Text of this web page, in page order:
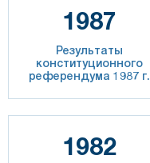
1987
Результаты
конституционного
референдума 1987 г.
1982